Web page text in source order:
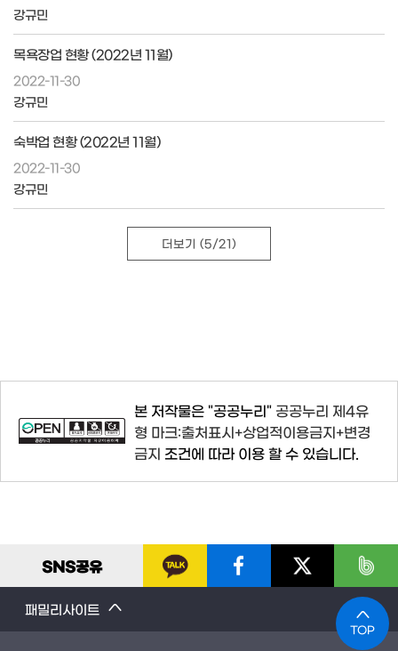
강규민
목욕장업 현황 (2022년 11월)
2022-11-30
강규민
숙박업 현황 (2022년 11월)
2022-11-30
강규민
더보기 (5/21)
본 저작물은 "공공누리" 공공누리 제4유
형 마크:출처표시+상업적이용금지+변경
금지 조건에 따라 이용 할 수 있습니다.
SNS공유
패밀리사이트
TOP